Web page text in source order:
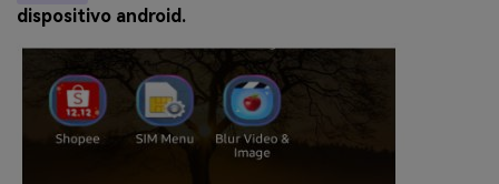
dispositivo android.